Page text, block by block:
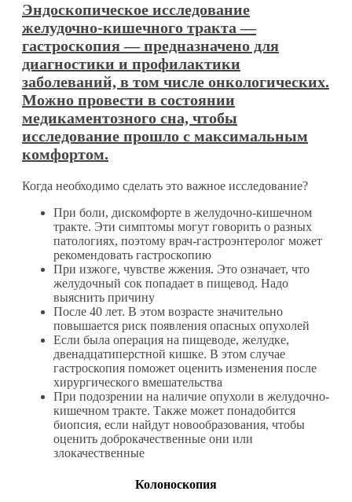
Эндоскопическое исследование
желудочно-кишечного тракта —
гастроскопия — предназначено для
диагностики и профилактики
заболеваний, в том числе онкологических.
Можно провести в состоянии
медикаментозного сна, чтобы
исследование прошло с максимальным
комфортом.
Когда необходимо сделать это важное исследование?
При боли, дискомфорте в желудочно-кишечном
тракте. Эти симптомы могут говорить о разных
патологиях, поэтому врач-гастроэнтеролог может
рекомендовать гастроскопию
При изжоге, чувстве жжения. Это означает, что
желудочный сок попадает в пищевод. Надо
выяснить причину
После 40 лет. В этом возрасте значительно
повышается риск появления опасных опухолей
Если была операция на пищеводе, желудке,
двенадцатиперстной кишке. В этом случае
гастроскопия поможет оценить изменения после
хирургического вмешательства
При подозрении на наличие опухоли в желудочно-
кишечном тракте. Также может понадобится
биопсия, если найдут новообразования, чтобы
оценить доброкачественные они или
злокачественные
Колоноскопия